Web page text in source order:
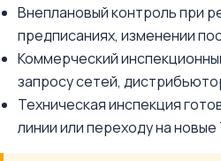
Внеплановый контроль при
предписаниях, изменении
Коммерческий
запросу сетей,
Техническая инспекция
линии или переходу на новые